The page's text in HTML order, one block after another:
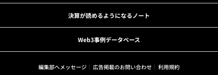
決算が読めるようになるノート
Web3事例データベース
編集部へメッセージ 広告掲載のお問い合わせ
利用規約